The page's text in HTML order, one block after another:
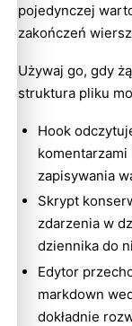
pojedynczej
zakończeń
Używaj go, gdy
struktura pliku
Hook
zapisywania
Skrypt
zdarzenia w
dziennika do
Edytor
markdown
dokładnie